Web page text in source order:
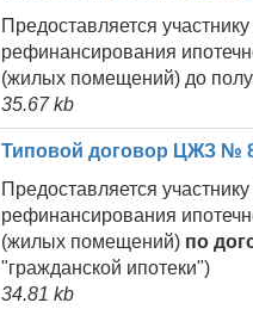
Предоставляется
рефинансирования
(жилых помещений) до
35.67 kb
Типовой договор ЦЖЗ №
Предоставляется
рефинансирования
(жилых помещений) по
"гражданской ипотеки")
34.81 kb